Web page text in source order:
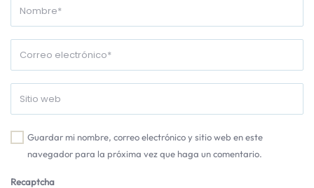
Guardar mi nombre, correo electrónico y sitio web en este
navegador para la próxima vez que haga un comentario.
Recaptcha